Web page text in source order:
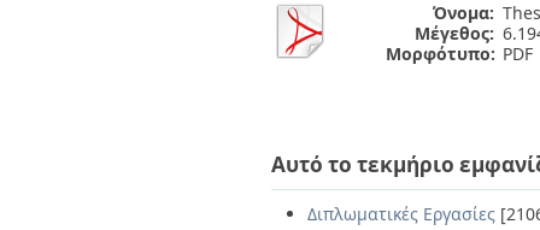
Όνομα:
Μέγεθος:
Μορφότυπο: PDF
Αυτό το τεκμήριο
Διπλωματικές Εργασίες